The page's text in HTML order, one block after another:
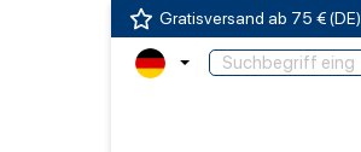
Gratisversand ab 75 € (DE)